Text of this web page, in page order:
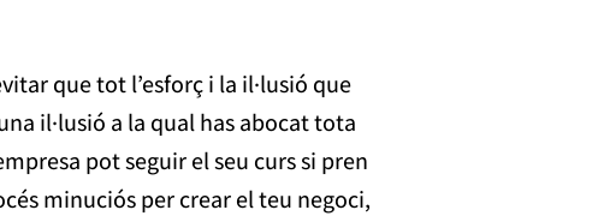
que tot l’esforç i la il·lusió que
il·lusió a la qual has abocat tota
pot seguir el seu curs si pren
minuciós per crear el teu negoci,